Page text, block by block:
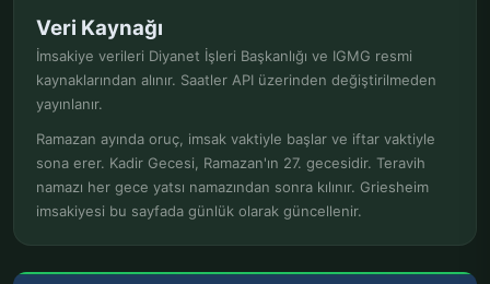
Veri Kaynağı
İmsakiye verileri Diyanet İşleri Başkanlığı ve IGMG resmi
kaynaklarından alınır. Saatler API üzerinden değiştirilmeden
yayınlanır.
Ramazan ayında oruç, imsak vaktiyle başlar ve iftar vaktiyle
sona erer. Kadir Gecesi, Ramazan'ın 27. gecesidir. Teravih
namazı her gece yatsı namazından sonra kılınır. Griesheim
imsakiyesi bu sayfada günlük olarak güncellenir.